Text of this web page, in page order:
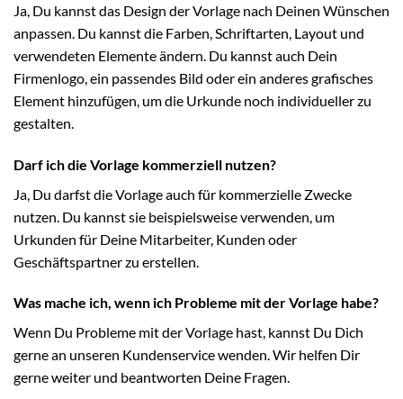
Ja, Du kannst das Design der Vorlage nach Deinen Wünschen
anpassen. Du kannst die Farben, Schriftarten, Layout und
verwendeten Elemente ändern. Du kannst auch Dein
Firmenlogo, ein passendes Bild oder ein anderes grafisches
Element hinzufügen, um die Urkunde noch individueller zu
gestalten.
Darf ich die Vorlage kommerziell nutzen?
Ja, Du darfst die Vorlage auch für kommerzielle Zwecke
nutzen. Du kannst sie beispielsweise verwenden, um
Urkunden für Deine Mitarbeiter, Kunden oder
Geschäftspartner zu erstellen.
Was mache ich, wenn ich Probleme mit der Vorlage habe?
Wenn Du Probleme mit der Vorlage hast, kannst Du Dich
gerne an unseren Kundenservice wenden. Wir helfen Dir
gerne weiter und beantworten Deine Fragen.